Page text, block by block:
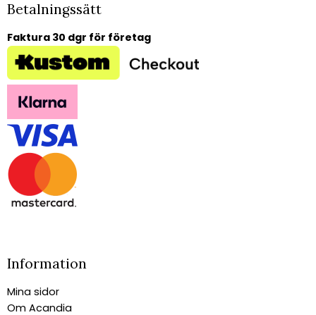
Betalningssätt
Faktura 30 dgr för företag
Information
Mina sidor
Om Acandia